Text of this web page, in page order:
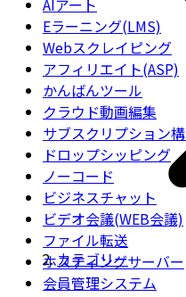
AIアート
Eラーニング(LMS)
Webスクレイピング
アフィリエイト(ASP)
かんばんツール
クラウド動画編集
サブスクリプション
ドロップシッピング
ノーコード
ビジネスチャット
ビデオ会議(WEB会議)
ファイル転送
ホスティングサーバー
会員管理システム
カテゴリー